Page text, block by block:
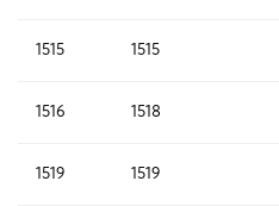
1515 1515
1516 1518
1519 1519